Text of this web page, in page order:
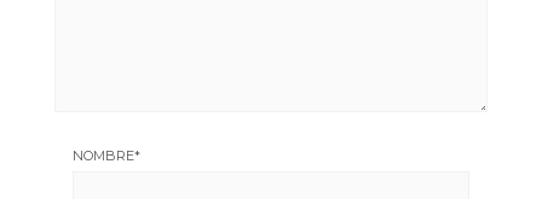
NOMBRE*